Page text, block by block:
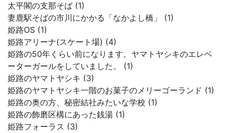
太平閣の支那そば (1)
妻鹿駅そばの市川にかかる「なかよし橋」 (1)
姫路OS (1)
姫路アリーナ(スケート場) (4)
姫路の50年くらい前になります。ヤマトヤシキのエレベ
ーターガールをしていました。 (1)
姫路のヤマトヤシキ (3)
姫路のヤマトヤシキ一階のお菓子のメリーゴーランド (1)
姫路の奥の方、秘密結社みたいな学校 (1)
姫路の飾磨区構にあった銭湯 (1)
姫路フォーラス (3)